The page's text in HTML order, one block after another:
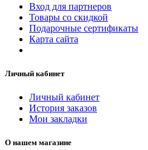
Вход для партнеров
Товары со скидкой
Подарочные сертификаты
Карта сайта
Личный кабинет
Личный кабинет
История заказов
Мои закладки
О нашем магазине